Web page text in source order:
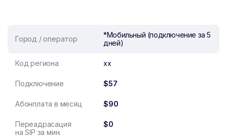
Город / оператор
*Мобильный (подключение за 5
дней)
Код региона xx
Подключение $57
Абонплата в месяц $90
Переадрасация
на SIP за мин.
$0